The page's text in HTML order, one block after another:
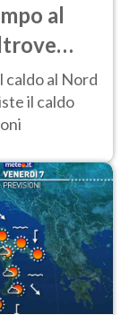
al
caldo al Nord
il caldo